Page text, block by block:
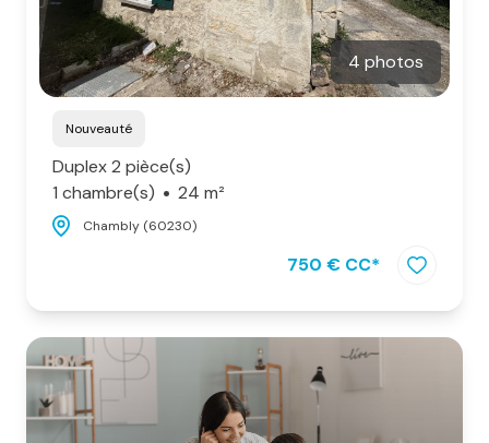
4 photos
Nouveauté
Duplex 2 pièce(s)
1 chambre(s)
24 m²
Chambly (60230)
750 € CC*